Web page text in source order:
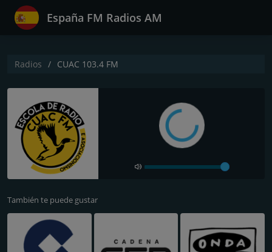
España FM Radios AM
Radios CUAC 103.4 FM
También te puede gustar